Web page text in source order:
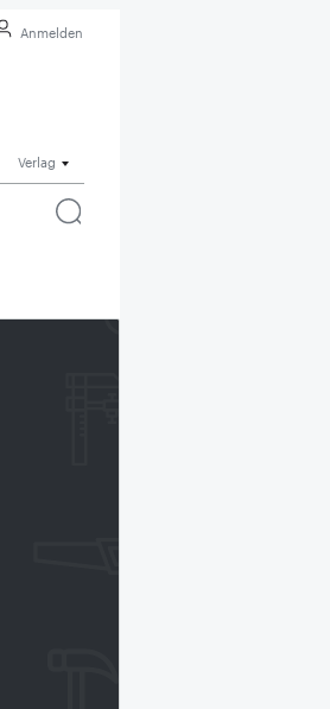
Anmelden
Verlag